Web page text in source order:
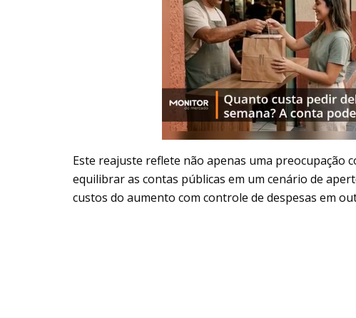
Este reajuste reflete não apenas uma preocupação
equilibrar as contas públicas em um cenário de
custos do aumento com controle de despesas em